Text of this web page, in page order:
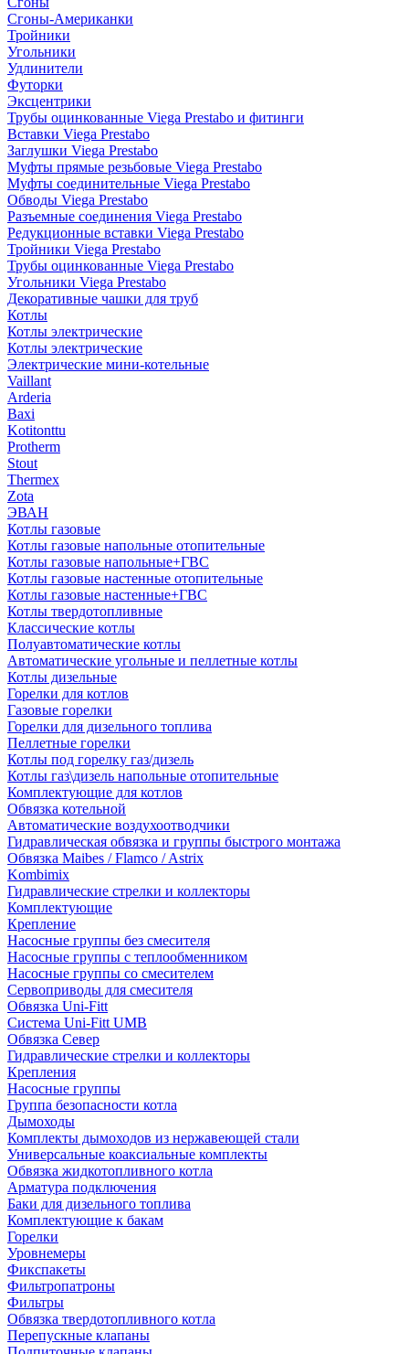
Сгоны-Американки
Тройники
Угольники
Удлинители
Футорки
Эксцентрики
Трубы оцинкованные Viega Prestabo и фитинги
Вставки Viega Prestabo
Заглушки Viega Prestabo
Муфты прямые резьбовые Viega Prestabo
Муфты соединительные Viega Prestabo
Обводы Viega Prestabo
Разъемные соединения Viega Prestabo
Редукционные вставки Viega Prestabo
Тройники Viega Prestabo
Трубы оцинкованные Viega Prestabo
Угольники Viega Prestabo
Декоративные чашки для труб
Котлы
Котлы электрические
Котлы электрические
Электрические мини-котельные
Vaillant
Arderia
Baxi
Kotitonttu
Protherm
Stout
Thermex
Zota
ЭВАН
Котлы газовые
Котлы газовые напольные отопительные
Котлы газовые напольные+ГВС
Котлы газовые настенные отопительные
Котлы газовые настенные+ГВС
Котлы твердотопливные
Классические котлы
Полуавтоматические котлы
Автоматические угольные и пеллетные котлы
Котлы дизельные
Горелки для котлов
Газовые горелки
Горелки для дизельного топлива
Пеллетные горелки
Котлы под горелку газ/дизель
Котлы газ\дизель напольные отопительные
Комплектующие для котлов
Обвязка котельной
Автоматические воздухоотводчики
Гидравлическая обвязка и группы быстрого монтажа
Обвязка Maibes / Flamco / Astrix
Kombimix
Гидравлические стрелки и коллекторы
Комплектующие
Крепление
Насосные группы без смесителя
Насосные группы с теплообменником
Насосные группы со смесителем
Сервоприводы для смесителя
Обвязка Uni-Fitt
Система Uni-Fitt UMB
Обвязка Север
Гидравлические стрелки и коллекторы
Крепления
Насосные группы
Группа безопасности котла
Дымоходы
Комплекты дымоходов из нержавеющей стали
Универсальные коаксиальные комплекты
Обвязка жидкотопливного котла
Арматура подключения
Баки для дизельного топлива
Комплектующие к бакам
Горелки
Уровнемеры
Фикспакеты
Фильтропатроны
Фильтры
Обвязка твердотопливного котла
Перепускные клапаны